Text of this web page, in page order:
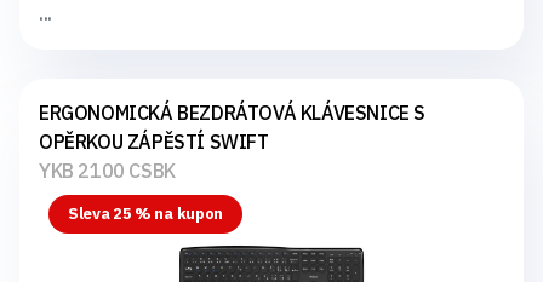
...
ERGONOMICKÁ BEZDRÁTOVÁ KLÁVESNICE S
OPĚRKOU ZÁPĚSTÍ SWIFT
YKB 2100 CSBK
Sleva 25 % na kupon